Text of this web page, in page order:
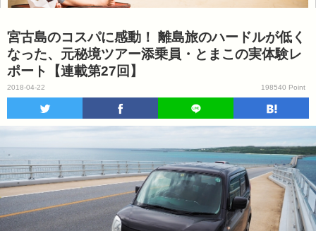
宮古島のコスパに感動！ 離島旅のハードルが低く
なった、元秘境ツアー添乗員・とまこの実体験レ
ポート【連載第27回】
2018-04-22 198540 Point